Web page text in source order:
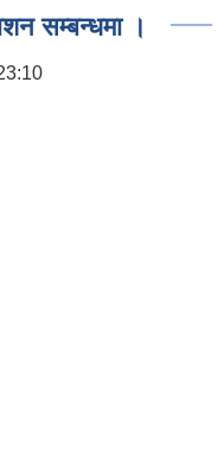
सम्बन्धमा ।